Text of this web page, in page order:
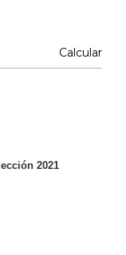
Calcular
2021